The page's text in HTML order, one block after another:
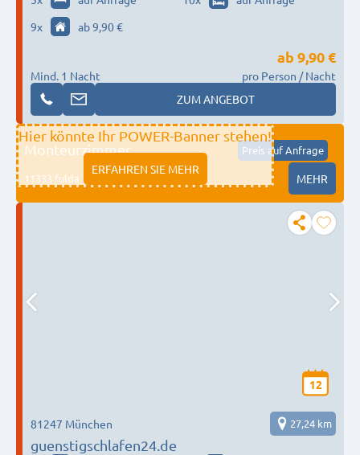
9x ab 9,90 €
Mind. 1 Nacht
ab 9,90 €
pro Person / Nacht
ZUM ANGEBOT
Hier könnte Ihr POWER-Banner stehen!
ERFAHREN SIE MEHR
Monteurzimmer Preis auf Anfrage
11333 fulda MEHR
12
guenstigschlafen24.de
81247 München 27,24 km